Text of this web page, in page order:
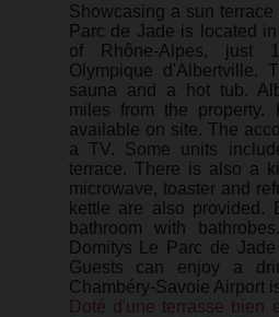
Showcasing a sun
Parc de Jade is located
of Rhône-Alpes, just
Olympique d'Albertville.
sauna and a hot tub.
miles from the property.
available on site. The
a TV. Some units
terrace. There is also a
microwave, toaster and
kettle are also provided.
bathroom with
Domitys Le Parc de
Guests can enjoy a
Chambéry-Savoie Airport
Doté d'une terrasse bien